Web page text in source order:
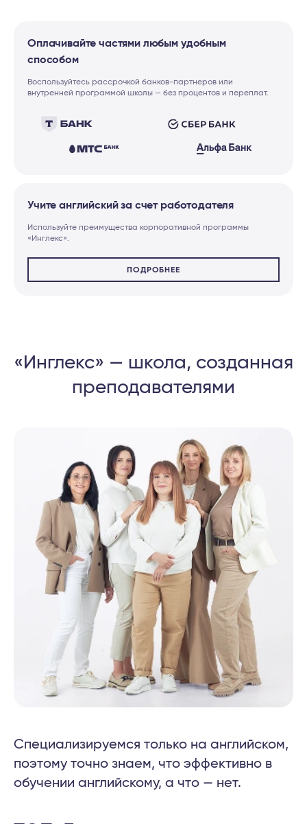
Оплачивайте частями любым удобным
способом
Воспользуйтесь рассрочкой банков-партнеров или
внутренней программой школы — без процентов и переплат.
Учите английский за счет работодателя
Используйте преимущества корпоративной программы
«Инглекс».
ПОДРОБНЕЕ
«Инглекс» — школа, созданная
преподавателями
Специализируемся только на английском,
поэтому точно знаем, что эффективно в
обучении английскому, а что — нет.